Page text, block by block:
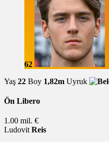
62
Yaş 22 Boy 1,82m Uyruk
Ön Libero
1.00 mil. €
Ludovit Reis